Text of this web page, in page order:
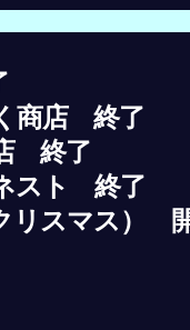
商店 終了
終了
スト 終了
リスマス）